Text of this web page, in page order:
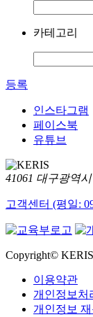
카테고리
등록
인스타그램
페이스북
유튜브
41061 대구광역
고객센터 (평일:
Copyright©
이용약관
개인정보처
개인정보 재